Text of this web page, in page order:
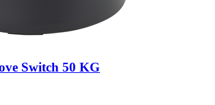
Switch 50 KG